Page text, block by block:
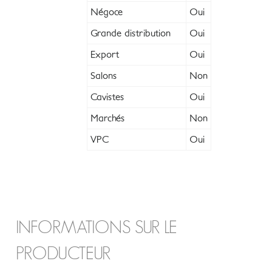
Négoce Oui
Grande distribution Oui
Export Oui
Salons Non
Cavistes Oui
Marchés Non
VPC Oui
INFORMATIONS SUR LE
PRODUCTEUR